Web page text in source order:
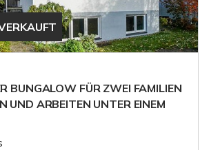
BUNGALOW FÜR ZWEI FAMILIEN
UND ARBEITEN UNTER EINEM